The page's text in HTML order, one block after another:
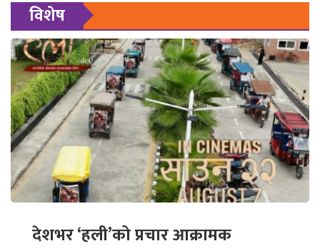
विशेष
देशभर ‘हली’को प्रचार आक्रामक